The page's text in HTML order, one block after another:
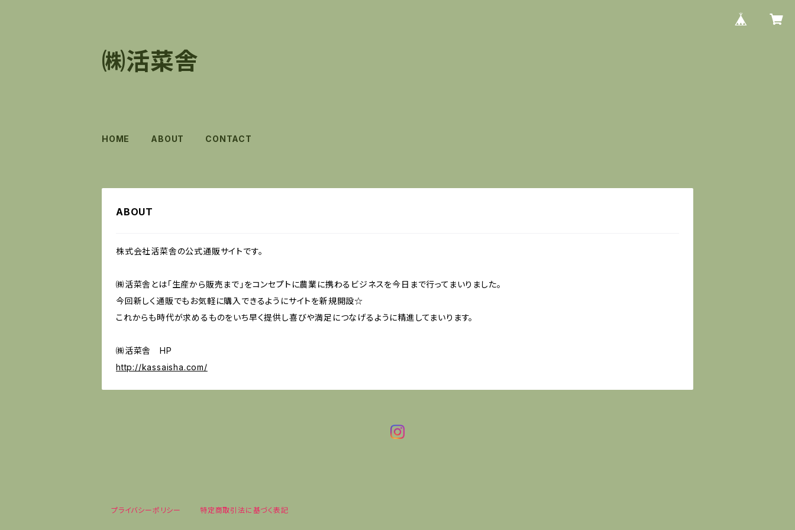
㈱活菜舎
HOME ABOUT CONTACT
ABOUT
株式会社活菜舎の公式通販サイトです。
㈱活菜舎とは「生産から販売まで」をコンセプトに農業に携わるビジネスを今日まで行ってまいりました。
今回新しく通販でもお気軽に購入できるようにサイトを新規開設☆
これからも時代が求めるものをいち早く提供し喜びや満足につなげるように精進してまいります。
㈱活菜舎 HP
http://kassaisha.com/
プライバシーポリシー 特定商取引法に基づく表記